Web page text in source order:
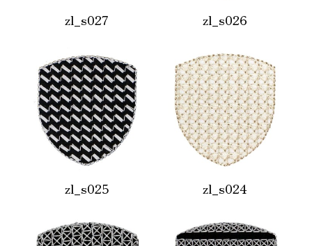
zl_s027 zl_s026
zl_s025 zl_s024